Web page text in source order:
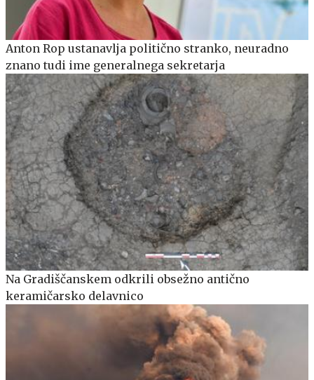
Anton Rop ustanavlja politično stranko, neuradno
znano tudi ime generalnega sekretarja
Na Gradiščanskem odkrili obsežno antično
keramičarsko delavnico